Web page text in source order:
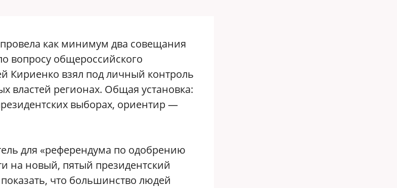
как минимум два совещания
вопросу общероссийского
Кириенко взял под личный контроль
властей регионах. Общая установка:
выборах, ориентир —
для «референдума по одобрению
на новый, пятый президентский
что большинство людей